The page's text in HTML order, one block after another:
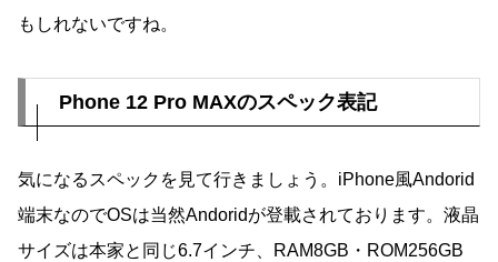
もしれないですね。
Phone 12 Pro MAXのスペック表記
気になるスペックを見て行きましょう。iPhone風Andorid
端末なのでOSは当然Andoridが登載されております。液晶
サイズは本家と同じ6.7インチ、RAM8GB・ROM256GB